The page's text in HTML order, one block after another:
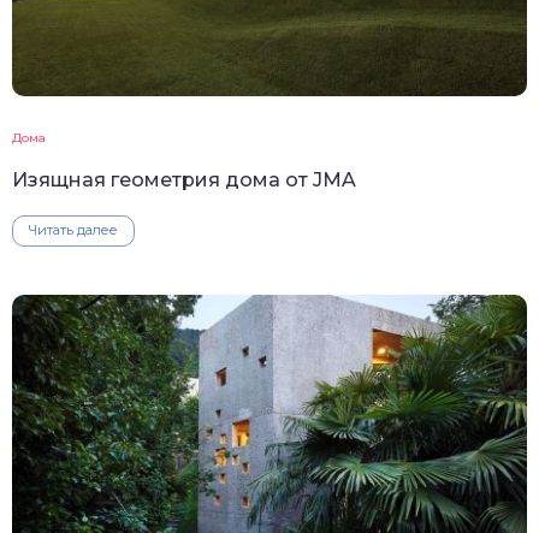
Дома
Изящная геометрия дома от JMA
Читать далее